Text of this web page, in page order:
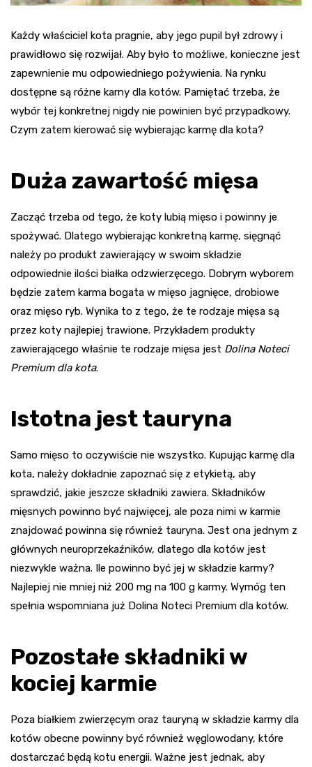
Każdy właściciel kota pragnie, aby jego pupil był zdrowy i
prawidłowo się rozwijał. Aby było to możliwe, konieczne jest
zapewnienie mu odpowiedniego pożywienia. Na rynku
dostępne są różne karny dla kotów. Pamiętać trzeba, że
wybór tej konkretnej nigdy nie powinien być przypadkowy.
Czym zatem kierować się wybierając karmę dla kota?
Duża zawartość mięsa
Zacząć trzeba od tego, że koty lubią mięso i powinny je
spożywać. Dlatego wybierając konkretną karmę, sięgnąć
należy po produkt zawierający w swoim składzie
odpowiednie ilości białka odzwierzęcego. Dobrym wyborem
będzie zatem karma bogata w mięso jagnięce, drobiowe
oraz mięso ryb. Wynika to z tego, że te rodzaje mięsa są
przez koty najlepiej trawione. Przykładem produkty
zawierającego właśnie te rodzaje mięsa jest Dolina Noteci
Premium dla kota.
Istotna jest tauryna
Samo mięso to oczywiście nie wszystko. Kupując karmę dla
kota, należy dokładnie zapoznać się z etykietą, aby
sprawdzić, jakie jeszcze składniki zawiera. Składników
mięsnych powinno być najwięcej, ale poza nimi w karmie
znajdować powinna się również tauryna. Jest ona jednym z
głównych neuroprzekaźników, dlatego dla kotów jest
niezwykle ważna. Ile powinno być jej w składzie karmy?
Najlepiej nie mniej niż 200 mg na 100 g karmy. Wymóg ten
spełnia wspomniana już Dolina Noteci Premium dla kotów.
Pozostałe składniki w
kociej karmie
Poza białkiem zwierzęcym oraz tauryną w składzie karmy dla
kotów obecne powinny być również węglowodany, które
dostarczać będą kotu energii. Ważne jest jednak, aby